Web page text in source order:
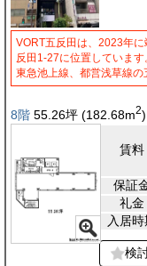
VORT五反田は、2023年
反田1-27に位置していま
東急池上線、都営浅草線
8階 55.26坪 (182.68m2)
賃料
保証
礼金
入居時
検